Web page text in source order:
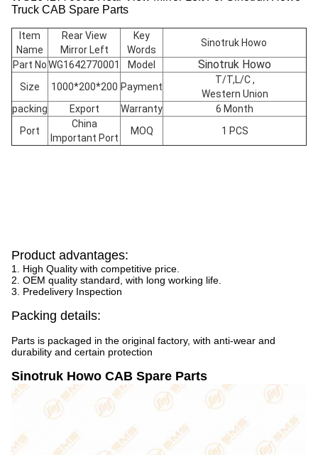
Truck CAB Spare Parts
Item
Name
Rear View
Mirror Left
Key
Words
Sinotruk Howo
Part NoWG1642770001 Model Sinotruk Howo
Size 1000*200*200 Payment
T/T,L/C ,
Western Union
packing
Export Warranty
6 Month
Port
China
Important Port
MOQ 1 PCS
Product advantages:
1. High Quality with competitive price.
2. OEM quality standard, with long working life.
3. Predelivery Inspection
Packing details:
Parts is packaged in the original factory, with anti-wear and
durability and certain protection
Sinotruk Howo CAB Spare Parts